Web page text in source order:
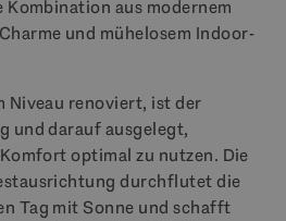
aus modernem
und mühelosem Indoor-
Niveau renoviert, ist der
und darauf ausgelegt,
optimal zu nutzen. Die
durchflutet die
Tag mit Sonne und schafft